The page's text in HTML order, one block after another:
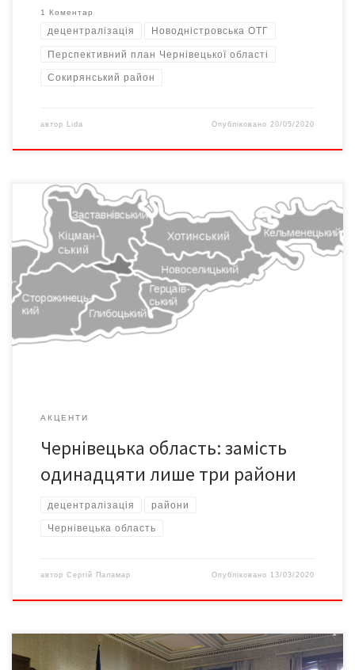
1 Коментар
децентралізація Новодністровська ОТГ
Перспективний план Чернівецької області
Сокирянський район
автор Lida Опубліковано 20/05/2020
Чернівецьку область пропонують поділити на три райони –
Сторожинецький, Чернівецький та Хотинський. Обговорення
зацікавленими сторонами у кожній з 24 областей провів Центр
політико-правових реформ протягом вересня-листопада 2019
року і вперше презентував у п’ятницю, 6 березня, у
Мінрегіоні. За інформацією із сайту «Децентралізація»
планується такий поділ Чернівецької області адміністративно-
територіальні одиниці субрегіонального рівня: […]
АКЦЕНТИ
Чернівецька область: замість
одинадцяти лише три райони
децентралізація райони
Чернівецька область
автор Сергій Паламар Опубліковано 13/03/2020